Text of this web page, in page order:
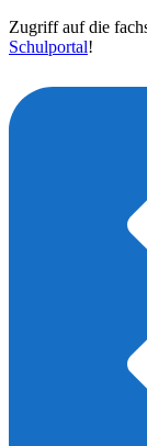
Zugriff auf die
Schulportal!